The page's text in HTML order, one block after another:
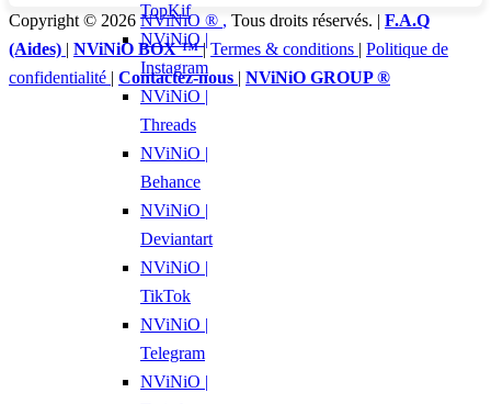
Copyright © 2026 NViNiO ® , Tous droits réservés. | F.A.Q
(Aides) | NViNiO BOX ™|Termes & conditions | Politique de
confidentialité | Contactez-nous | NViNiO GROUP ®
TopKif
NViNiO |
Instagram
NViNiO |
Threads
NViNiO |
Behance
NViNiO |
Deviantart
NViNiO |
TikTok
NViNiO |
Telegram
NViNiO |